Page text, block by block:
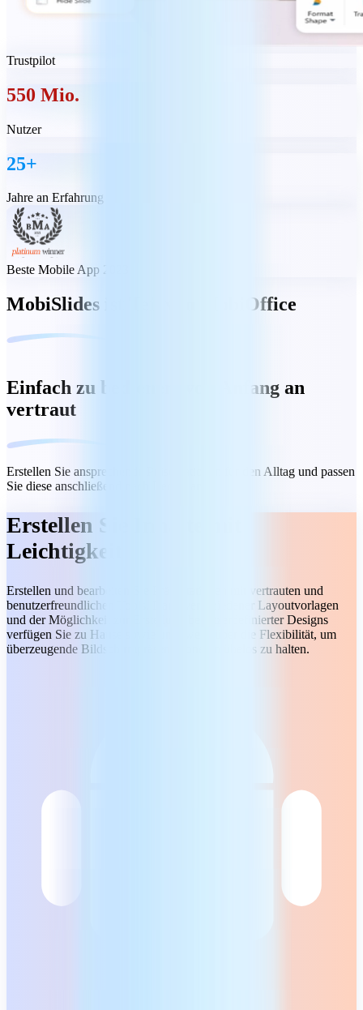
Trustpilot
550 Mio.
Nutzer
25+
Jahre an Erfahrung
Beste Mobile App 2023
MobiSlides ist Teil von MobiOffice
Einfach zu bedienen, von Anfang an
vertraut
Erstellen Sie ansprechende Präsentationen für den Alltag und passen
Sie diese anschließend nach Bedarf an.
Erstellen Sie Inhalte mit
Leichtigkeit
Erstellen und bearbeiten Sie Präsentationen mit vertrauten und
benutzerfreundlichen Tools. Dank verschiedener Layoutvorlagen
und der Möglichkeit zur Erstellung benutzerdefinierter Designs
verfügen Sie zu Hause sowie unterwegs über die Flexibilität, um
überzeugende Bildschirmpräsentationen mühelos zu halten.